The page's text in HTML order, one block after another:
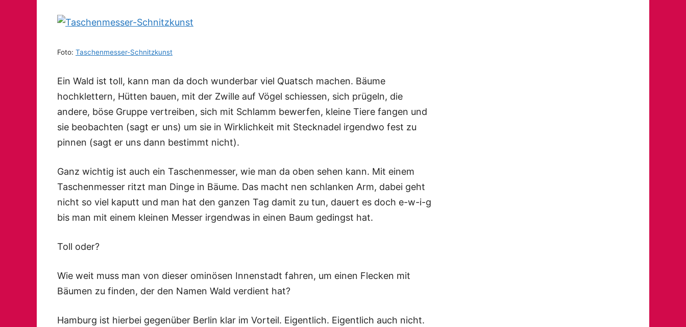
Foto: Taschenmesser-Schnitzkunst
Ein Wald ist toll, kann man da doch wunderbar viel Quatsch machen. Bäume
hochklettern, Hütten bauen, mit der Zwille auf Vögel schiessen, sich prügeln, die
andere, böse Gruppe vertreiben, sich mit Schlamm bewerfen, kleine Tiere fangen und
sie beobachten (sagt er uns) um sie in Wirklichkeit mit Stecknadel irgendwo fest zu
pinnen (sagt er uns dann bestimmt nicht).
Ganz wichtig ist auch ein Taschenmesser, wie man da oben sehen kann. Mit einem
Taschenmesser ritzt man Dinge in Bäume. Das macht nen schlanken Arm, dabei geht
nicht so viel kaputt und man hat den ganzen Tag damit zu tun, dauert es doch e-w-i-g
bis man mit einem kleinen Messer irgendwas in einen Baum gedingst hat.
Toll oder?
Wie weit muss man von dieser ominösen Innenstadt fahren, um einen Flecken mit
Bäumen zu finden, der den Namen Wald verdient hat?
Hamburg ist hierbei gegenüber Berlin klar im Vorteil. Eigentlich. Eigentlich auch nicht.